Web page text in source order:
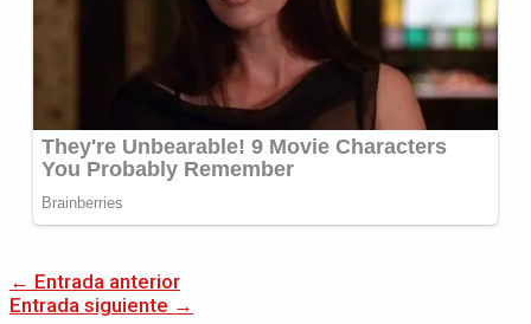
← Entrada anterior
Entrada siguiente →